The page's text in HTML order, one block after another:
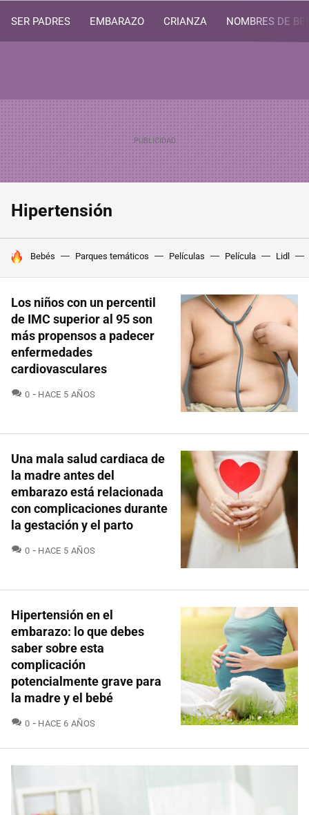
SER PADRES EMBARAZO CRIANZA NOMBRES DE
Hipertensión
HOY SE HABLA DE
Bebés Parques temáticos Películas Película Lidl
Los niños con un percentil
de IMC superior al 95 son
más propensos a padecer
enfermedades
cardiovasculares
0 COMENTARIOS
HACE 5 AÑOS
Una mala salud cardiaca de
la madre antes del
embarazo está relacionada
con complicaciones durante
la gestación y el parto
0 COMENTARIOS
HACE 5 AÑOS
Hipertensión en el
embarazo: lo que debes
saber sobre esta
complicación
potencialmente grave para
la madre y el bebé
0 COMENTARIOS
HACE 6 AÑOS